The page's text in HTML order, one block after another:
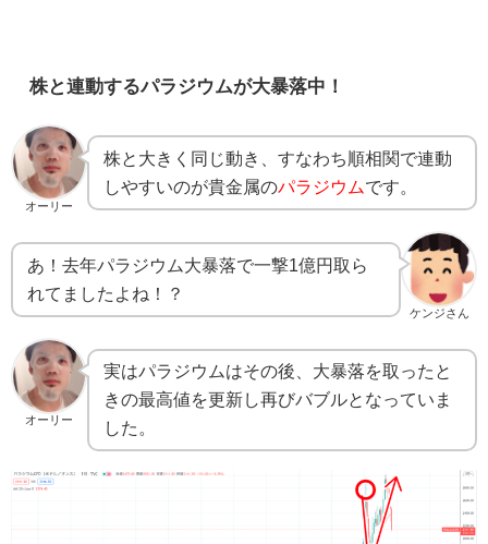
株と連動するパラジウムが大暴落中！
オーリー
株と大きく同じ動き、すなわち順相関で連動
しやすいのが貴金属のパラジウムです。
ケンジさん
あ！去年パラジウム大暴落で一撃1億円取ら
れてましたよね！？
オーリー
実はパラジウムはその後、大暴落を取ったと
きの最高値を更新し再びバブルとなっていま
した。